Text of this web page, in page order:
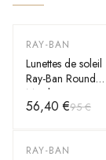
-41%
RAY-BAN
Lunettes de soleil
Ray-Ban Round
Metal RB3447
112/51 Rondes
56,40 €95 €
-40%
RAY-BAN